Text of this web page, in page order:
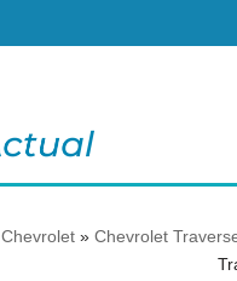
Chevrolet» Chevrolet